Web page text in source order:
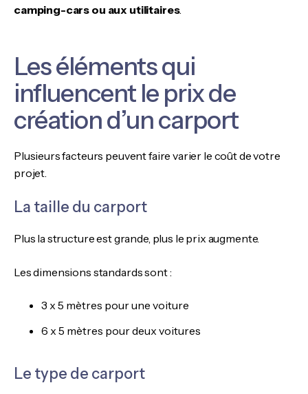
camping-cars ou aux utilitaires.
Les éléments qui
influencent le prix de
création d’un carport
Plusieurs facteurs peuvent faire varier le coût de votre
projet.
La taille du carport
Plus la structure est grande, plus le prix augmente.
Les dimensions standards sont :
3 x 5 mètres pour une voiture
6 x 5 mètres pour deux voitures
Le type de carport